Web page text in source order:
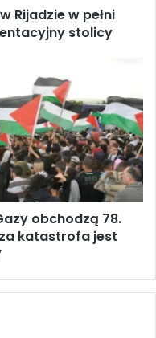
Rijadzie w pełni
stolicy
obchodzą 78.
katastrofa jest